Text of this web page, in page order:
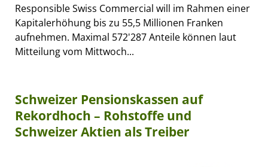
Responsible Swiss Commercial will im Rahmen einer
Kapitalerhöhung bis zu 55,5 Millionen Franken
aufnehmen. Maximal 572'287 Anteile können laut
Mitteilung vom Mittwoch...
Schweizer Pensionskassen auf
Rekordhoch – Rohstoffe und
Schweizer Aktien als Treiber